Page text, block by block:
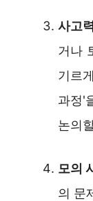
사고
거나
기르
과정'
논의
모의
의 문